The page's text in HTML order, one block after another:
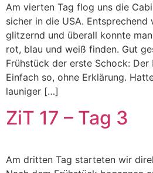
Am vierten Tag flog uns die
sicher in die USA.
glitzernd und überall konnte
rot, blau und weiß finden. Gut
Frühstück der erste Schock:
Einfach so, ohne Erklärung.
launiger […]
ZiT 17 – Tag 3
Am dritten Tag starteten wir